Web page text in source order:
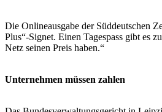
Die Onlineausgabe der Süddeutschen
Plus“-Signet. Einen Tagespass gibt es
Netz seinen Preis haben.“
Unternehmen müssen zahlen